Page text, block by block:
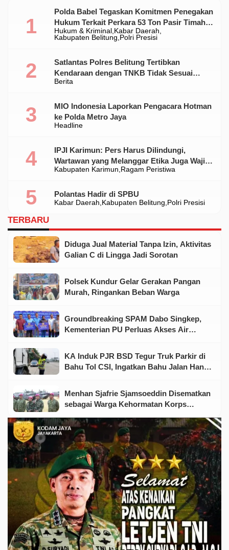
Hukum & Kriminal
Kabar Daerah
Kabupaten Belitung Polri Presisi
Polda Babel Tegaskan Komitmen Penegakan
Hukum Terkait Perkara 53 Ton Pasir Timah
Ilegal Di Belitung
Berita
Satlantas Polres Belitung Tertibkan
Kendaraan dengan TNKB Tidak Sesuai
Standar
Headline
MIO Indonesia Laporkan Pengacara Hotman
ke Polda Metro Jaya
Kabupaten Karimun Ragam Peristiwa
IPJI Karimun: Pers Harus Dilindungi,
Wartawan yang Melanggar Etika Juga Wajib
Dikoreksi
Kabar Daerah Kabupaten Belitung Polri Presisi
Polantas Hadir di SPBU
TERBARU
Diduga Jual Material Tanpa Izin, Aktivitas
Galian C di Lingga Jadi Sorotan
Polsek Kundur Gelar Gerakan Pangan
Murah, Ringankan Beban Warga
Groundbreaking SPAM Dabo Singkep,
Kementerian PU Perluas Akses Air
KA Induk PJR BSD Tegur Truk Parkir di
Bahu Tol CSI, Ingatkan Bahu Jalan Hanya
Menhan Sjafrie Sjamsoeddin Disematkan
sebagai Warga Kehormatan Korps